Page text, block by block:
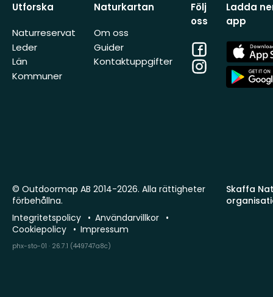
Utforska
Naturreservat
Leder
Län
Kommuner
Naturkartan
Om oss
Guider
Kontaktuppgifter
Följ
oss
Facebook
Instagram
Ladda
app
App
Store
App
Store
Skaffa
© Outdoormap AB 2014-2026. Alla rättigheter
förbehållna.
Integritetspolicy
Användarvillkor
Cookiepolicy
Impressum
phx-sto-01 · 26.7.1 (449747a8c)